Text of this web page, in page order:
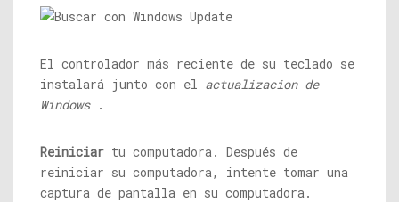
El controlador más reciente de su teclado se
instalará junto con el actualizacion de
Windows.
Reiniciar tu computadora. Después de
reiniciar su computadora, intente tomar una
captura de pantalla en su computadora.